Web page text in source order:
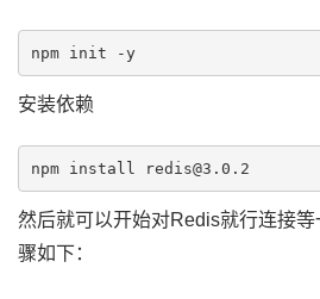
npm init -y
安装依赖
然后就可以开始对Redis就行连接
骤如下：